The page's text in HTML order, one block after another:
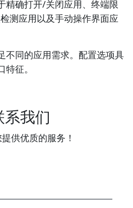
精确打开/关闭应用、终端限
测应用以及手动操作界面应
不同的应用需求。配置选项具
征。
系我们
供优质的服务！